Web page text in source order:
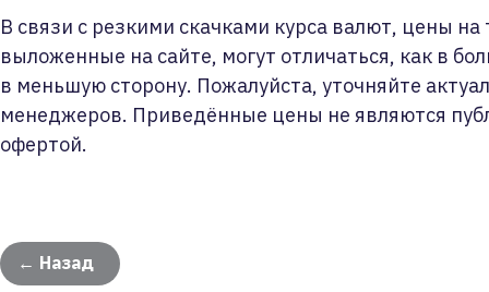
В связи с резкими скачками курса валют, цены на
выложенные на сайте, могут отличаться, как в
в меньшую сторону. Пожалуйста, уточняйте
менеджеров. Приведённые цены не являются
офертой.
← Назад